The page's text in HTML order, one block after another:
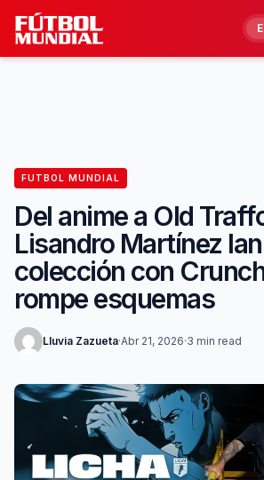
Skip to content
FUTBOL MUNDIAL
Del anime a Old
Lisandro Martínez
colección con
rompe esquemas
Lluvia Zazueta·Abr 21, 2026·3 min read